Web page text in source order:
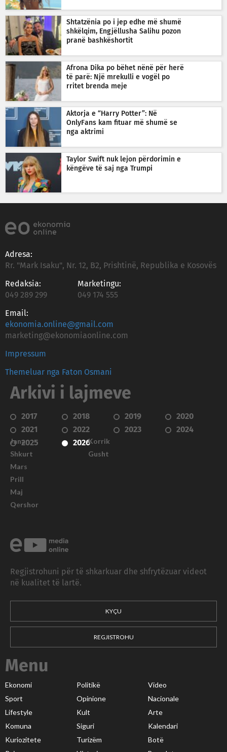
Shtatzënia po i jep edhe më shumë
shkëlqim, Engjëllusha Salihu pozon
pranë bashkëshortit
Afrona Dika po bëhet nënë për herë
të parë: Një mrekulli e vogël po
rritet brenda meje
Aktorja e “Harry Potter”: Në
OnlyFans kam fituar më shumë se
nga aktrimi
Taylor Swift nuk lejon përdorimin e
këngëve të saj nga Trumpi
Adresa:
Rr. "Mark Isaku", Nr. 12, B2, Prishtinë, Republika e Kosovës
Redaksia:
049 289 299
Marketingu:
049 174 555
Email:
ekonomia.online@gmail.com
marketing@ekonomiaonline.com
Impressum
Themeluar nga Faton Osmani
Arkivi i lajmeve
2017 2018 2019
2020
2021
2022 2023
2024
2025
2026
Janar
Shkurt
Mars
Prill
Maj
Qershor
Korrik
Gusht
Regjistrohuni për të shkarkuar dhe shfrytëzuar videot
në kualitet të lartë.
KYÇU
REGJISTROHU
Menu
Ekonomi Politikë
Video
Sport
Opinione
Nacionale
Lifestyle
Kult
Arte
Komuna
Siguri
Kalendari
Kuriozitete
Turizëm
Botë